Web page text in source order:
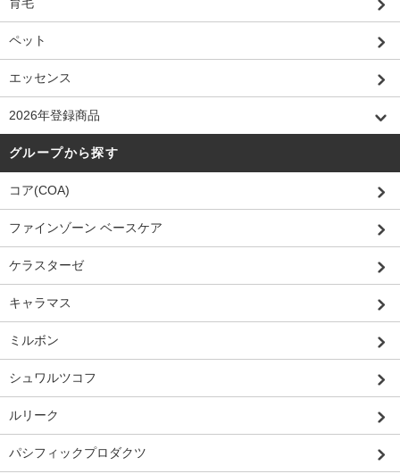
ペット
エッセンス
2026年登録商品
グループから探す
コア(COA)
ファインゾーン ベースケア
ケラスターゼ
キャラマス
ミルボン
シュワルツコフ
ルリーク
パシフィックプロダクツ